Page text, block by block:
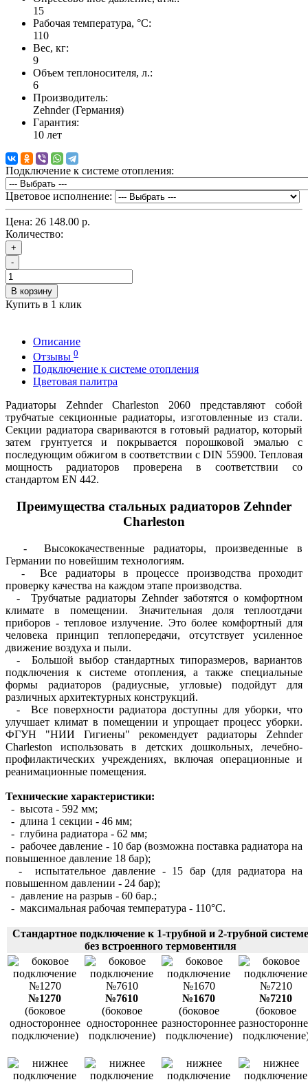
15
Рабочая температура, °C:
110
Вес, кг:
9
Объем теплоносителя, л.:
6
Производитель:
Zehnder (Германия)
Гарантия:
10 лет
Подключение к системе отопления:
Цветовое исполнение:
Цена: 26 148.00 р.
Количество:
+
-
В корзину
Купить в 1 клик
Описание
Отзывы 0
Подключение к системе отопления
Цветовая палитра
Радиаторы Zehnder Charleston 2060 представляют собой
трубчатые секционные радиаторы, изготовленные из стали.
Секции радиатора свариваются в готовый радиатор, который
затем грунтуется и покрывается порошковой эмалью с
последующим обжигом в соответствии с DIN 55900. Тепловая
мощность радиаторов проверена в соответствии со
стандартом EN 442.
Преимущества стальных радиаторов Zehnder
Charleston
- Высококачественные радиаторы, произведенные в
Германии по новейшим технологиям.
- Все радиаторы в процессе производства проходит
проверку качества на каждом этапе производства.
- Трубчатые радиаторы Zehnder заботятся о комфортном
климате в помещении. Значительная доля теплоотдачи
приборов - тепловое излучение. Это более комфортный для
человека принцип теплопередачи, отсутствует усиленное
движение воздуха и пыли.
- Большой выбор стандартных типоразмеров, вариантов
подключения к системе отопления, а также специальные
формы радиаторов (радиусные, угловые) подойдут для
различных архитектурных конструкций.
- Все поверхности радиатора доступны для уборки, что
улучшает климат в помещении и упрощает процесс уборки.
ФГУН "НИИ Гигиены" рекомендует радиаторы Zehnder
Charleston использовать в детских дошкольных, лечебно-
профилактических учреждениях, включая операционные и
реанимационные помещения.
Технические характеристики:
- высота - 592 мм;
- длина 1 секции - 46 мм;
- глубина радиатора - 62 мм;
- рабочее давление - 10 бар (возможна поставка радиатора на
повышенное давление 18 бар);
- испытательное давление - 15 бар (для радиатора на
повышенном давлении - 24 бар);
- давление на разрыв - 60 бар.;
- максимальная рабочая температура - 110°С.
Стандартное подключение к 1-трубной и 2-трубной системе
без встроенного термовентиля
№1270
(боковое
одностороннее
подключение)
№7610
(боковое
одностороннее
подключение)
№1670
(боковое
разностороннее
подключение)
№7210
(боковое